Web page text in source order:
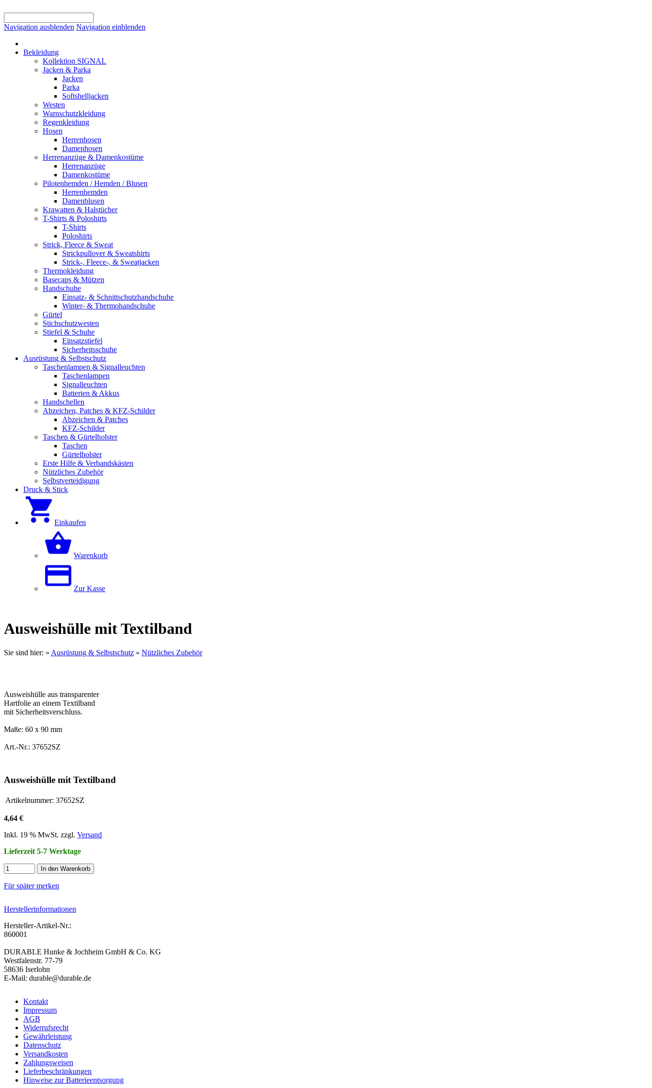
Navigation ausblenden Navigation einblenden
Bekleidung
Kollektion SIGNAL
Jacken & Parka
Jacken
Parka
Softshelljacken
Westen
Warnschutzkleidung
Regenkleidung
Hosen
Herrenhosen
Damenhosen
Herrenanzüge & Damenkostüme
Herrenanzüge
Damenkostüme
Pilotenhemden / Hemden / Blusen
Herrenhemden
Damenblusen
Krawatten & Halstücher
T-Shirts & Poloshirts
T-Shirts
Poloshirts
Strick, Fleece & Sweat
Strickpullover & Sweatshirts
Strick-, Fleece-, & Sweatjacken
Thermokleidung
Basecaps & Mützen
Handschuhe
Einsatz- & Schnittschutzhandschuhe
Winter- & Thermohandschuhe
Gürtel
Stichschutzwesten
Stiefel & Schuhe
Einsatzstiefel
Sicherheitsschuhe
Ausrüstung & Selbstschutz
Taschenlampen & Signalleuchten
Taschenlampen
Signalleuchten
Batterien & Akkus
Handschellen
Abzeichen, Patches & KFZ-Schilder
Abzeichen & Patches
KFZ-Schilder
Taschen & Gürtelholster
Taschen
Gürtelholster
Erste Hilfe & Verbandskästen
Nützliches Zubehör
Selbstverteidigung
Druck & Stick
Einkaufen
Warenkorb
Zur Kasse
Ausweishülle mit Textilband
Sie sind hier: » Ausrüstung & Selbstschutz » Nützliches Zubehör
Ausweishülle aus transparenter
Hartfolie an einem Textilband
mit Sicherheitsverschluss.
Maße: 60 x 90 mm
Art.-Nr.: 37652SZ
Ausweishülle mit Textilband
Artikelnummer: 37652SZ
4,64 €
Inkl. 19 % MwSt. zzgl. Versand
Lieferzeit 5-7 Werktage
In den Warenkorb
Für später merken
Herstellerinformationen
Hersteller-Artikel-Nr.:
860001
DURABLE Hunke & Jochheim GmbH & Co. KG
Westfalenstr. 77-79
58636 Iserlohn
E-Mail: durable@durable.de
Kontakt
Impressum
AGB
Widerrufsrecht
Gewährleistung
Datenschutz
Versandkosten
Zahlungsweisen
Lieferbeschränkungen
Hinweise zur Batterieentsorgung